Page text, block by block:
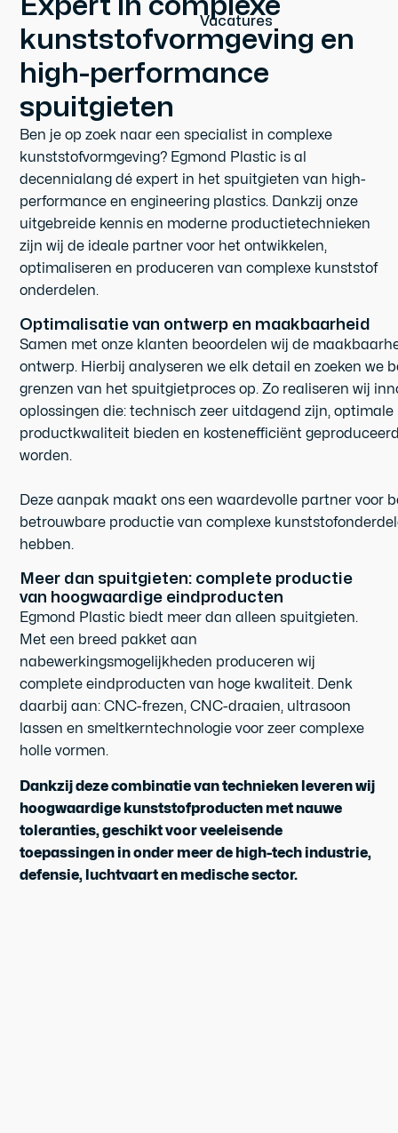
Vacatures
kunststofvormgeving en
high-performance
spuitgieten
Ben je op zoek naar een specialist in complexe
kunststofvormgeving? Egmond Plastic is al
decennialang dé expert in het spuitgieten van high-
performance en engineering plastics. Dankzij onze
uitgebreide kennis en moderne productietechnieken
zijn wij de ideale partner voor het ontwikkelen,
optimaliseren en produceren van complexe kunststof
onderdelen.
Optimalisatie van ontwerp en maakbaarheid
Samen met onze klanten beoordelen wij de
ontwerp. Hierbij analyseren we elk detail en zoeken we
grenzen van het spuitgietproces op. Zo realiseren wij
oplossingen die: technisch zeer uitdagend zijn, optimale
productkwaliteit bieden en kostenefficiënt
worden.
Deze aanpak maakt ons een waardevolle partner voor
betrouwbare productie van complexe
hebben.
Meer dan spuitgieten: complete productie
van hoogwaardige eindproducten
Egmond Plastic biedt meer dan alleen spuitgieten.
Met een breed pakket aan
nabewerkingsmogelijkheden produceren wij
complete eindproducten van hoge kwaliteit. Denk
daarbij aan: CNC-frezen, CNC-draaien, ultrasoon
lassen en smeltkerntechnologie voor zeer complexe
holle vormen.
Dankzij deze combinatie van technieken leveren wij
hoogwaardige kunststofproducten met nauwe
toleranties, geschikt voor veeleisende
toepassingen in onder meer de high-tech industrie,
defensie, luchtvaart en medische sector.